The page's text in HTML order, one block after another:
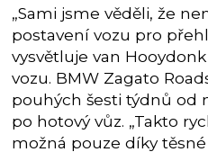
„Sami jsme věděli, že
postavení vozu pro
vysvětluje van
vozu. BMW Zagato
pouhých šesti týdnů od
po hotový vůz. „Takto
možná pouze díky